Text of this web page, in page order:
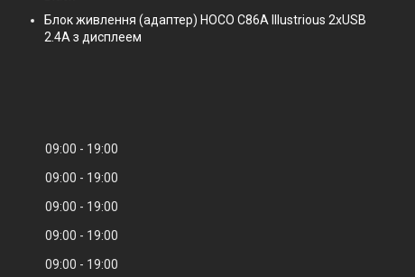
Блок живлення (адаптер) HOCO C86A Illustrious 2xUSB
2.4A з дисплеем
09:00
19:00
09:00
19:00
09:00
19:00
09:00
19:00
09:00 19:00